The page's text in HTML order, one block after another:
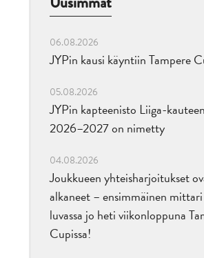
06.08.2026
JYPin kausi käyntiin Tampere
05.08.2026
JYPin kapteenisto Liiga-kauteen
2026–2027 on nimetty
04.08.2026
Joukkueen yhteisharjoitukset
alkaneet – ensimmäinen mittari
luvassa jo heti viikonloppuna
Cupissa!